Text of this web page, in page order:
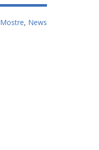
Mostre, News